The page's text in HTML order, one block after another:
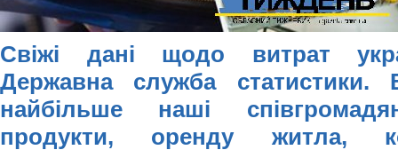
Свіжі дані щодо витрат
Державна служба статистики.
найбільше наші
продукти, оренду житла,